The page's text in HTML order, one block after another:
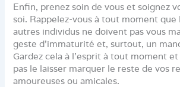
Enfin, prenez soin de vous et soignez
soi. Rappelez-vous à tout moment que
autres individus ne doivent pas vous
geste d’immaturité et, surtout, un
Gardez cela à l’esprit à tout moment et
pas le laisser marquer le reste de vos
amoureuses ou amicales.